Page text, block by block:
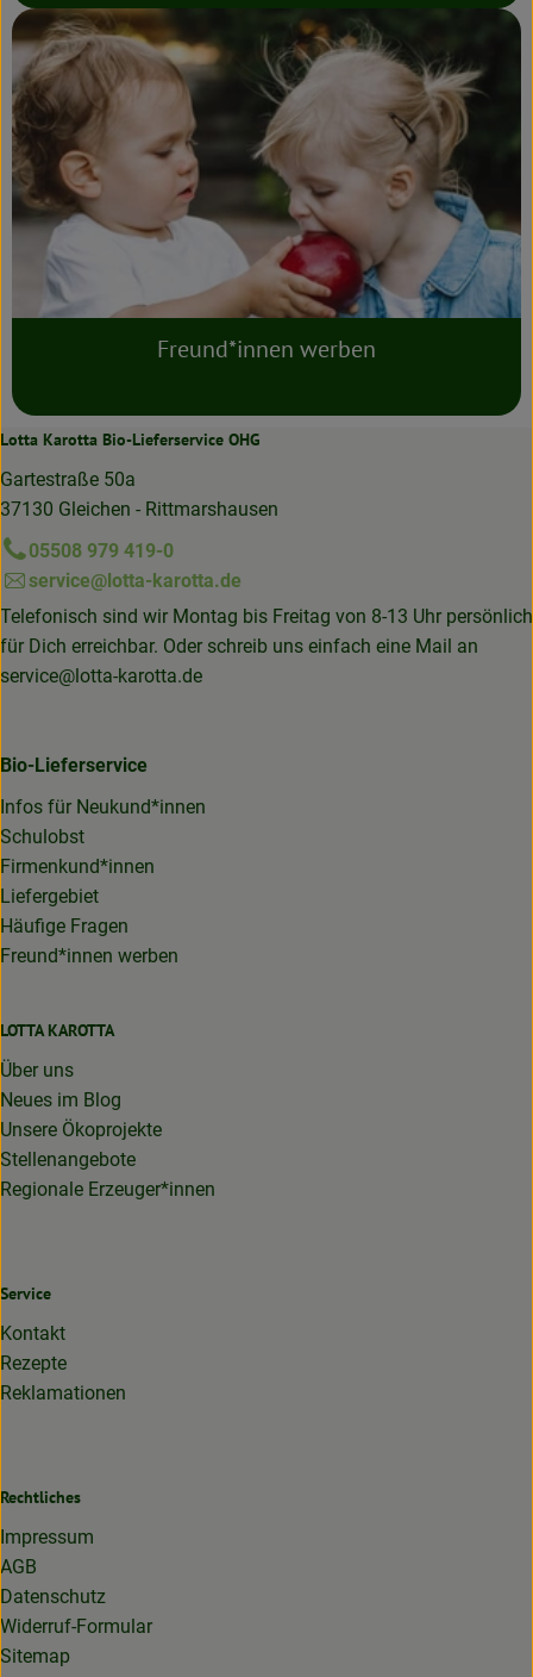
Freund*innen werben
Lotta Karotta Bio-Lieferservice OHG
Gartestraße 50a
37130 Gleichen - Rittmarshausen
05508 979 419-0
service@lotta-karotta.de
Telefonisch sind wir Montag bis Freitag von 8-13 Uhr persönlich
für Dich erreichbar. Oder schreib uns einfach eine Mail an
service@lotta-karotta.de
Bio-Lieferservice
Infos für Neukund*innen
Schulobst
Firmenkund*innen
Liefergebiet
Häufige Fragen
Freund*innen werben
LOTTA KAROTTA
Über uns
Neues im Blog
Unsere Ökoprojekte
Stellenangebote
Regionale Erzeuger*innen
Service
Kontakt
Rezepte
Reklamationen
Rechtliches
Impressum
AGB
Datenschutz
Widerruf-Formular
Sitemap